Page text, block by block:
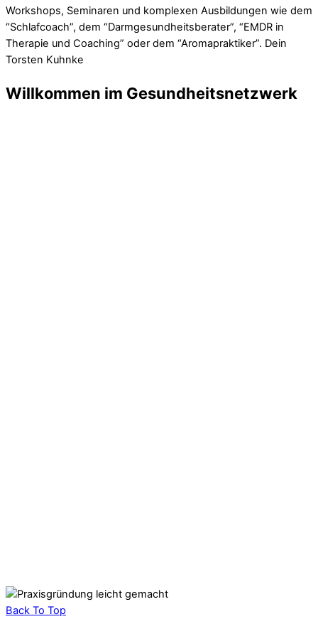
Workshops, Seminaren und komplexen Ausbildungen wie dem
“Schlafcoach”, dem “Darmgesundheitsberater”, “EMDR in
Therapie und Coaching” oder dem “Aromapraktiker”. Dein
Torsten Kuhnke
Willkommen im Gesundheitsnetzwerk
Back To Top